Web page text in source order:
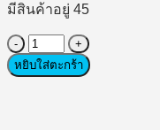
มีสินค้าอยู่ 45
จำนวน
(เมาส์
หยิบใส่ตะกร้า